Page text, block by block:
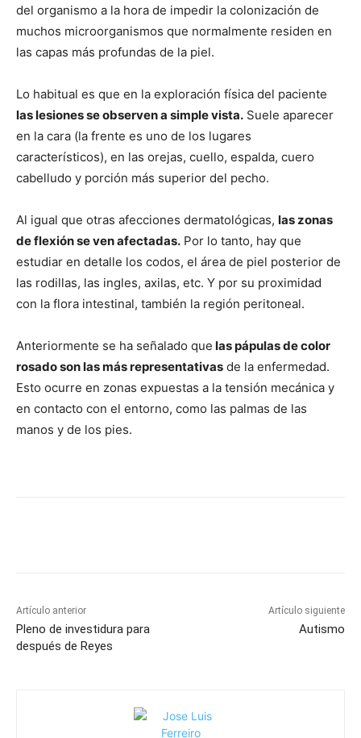
del organismo a la hora de impedir la colonización de
muchos microorganismos que normalmente residen en
las capas más profundas de la piel.
Lo habitual es que en la exploración física del paciente
las lesiones se observen a simple vista. Suele aparecer
en la cara (la frente es uno de los lugares
característicos), en las orejas, cuello, espalda, cuero
cabelludo y porción más superior del pecho.
Al igual que otras afecciones dermatológicas, las zonas
de flexión se ven afectadas. Por lo tanto, hay que
estudiar en detalle los codos, el área de piel posterior de
las rodillas, las ingles, axilas, etc. Y por su proximidad
con la flora intestinal, también la región peritoneal.
Anteriormente se ha señalado que las pápulas de color
rosado son las más representativas de la enfermedad.
Esto ocurre en zonas expuestas a la tensión mecánica y
en contacto con el entorno, como las palmas de las
manos y de los pies.
Artículo anterior
Pleno de investidura para
después de Reyes
Artículo siguiente
Autismo